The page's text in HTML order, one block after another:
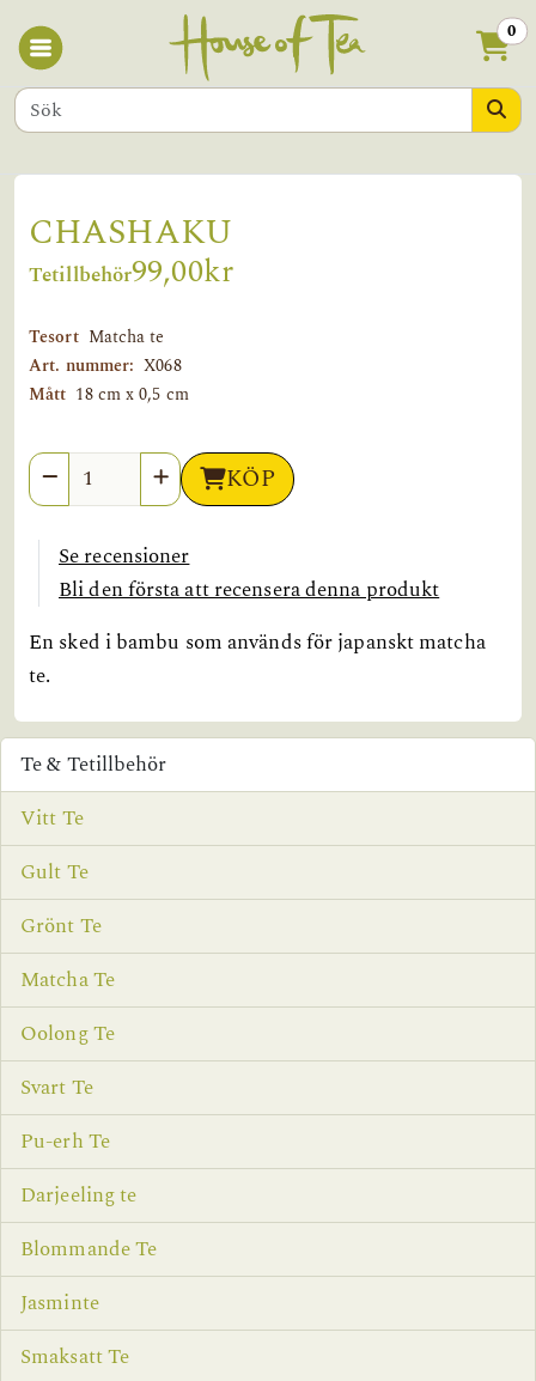
0
CHASHAKU
Tetillbehör99,00kr
Tesort Matcha te
Art. nummer: X068
Mått 18 cm x 0,5 cm
Antal KÖP
Se recensioner
Bli den första att recensera denna produkt
En sked i bambu som används för japanskt matcha
te.
Te & Tetillbehör
Vitt Te
Gult Te
Grönt Te
Matcha Te
Oolong Te
Svart Te
Pu-erh Te
Darjeeling te
Blommande Te
Jasminte
Smaksatt Te